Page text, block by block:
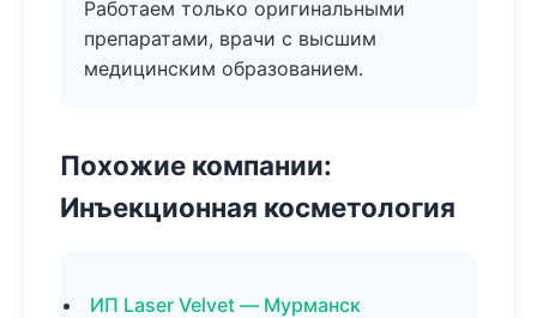
Работаем только оригинальными
препаратами, врачи с высшим
медицинским образованием.
Похожие компании:
Инъекционная косметология
ИП Laser Velvet — Мурманск